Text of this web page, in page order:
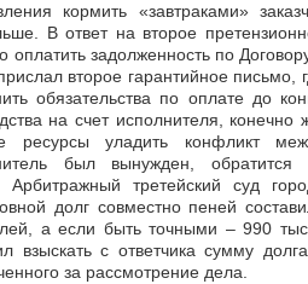
кормить «завтраками»
В ответ на второе
оплатить задолженность по
второе гарантийное письмо,
обязательства по оплате до
на счет исполнителя, конечно
ресурсы уладить конфликт
был вынужден, обратится
третейский суд
долг совместно пеней
а если быть точными – 990
взыскать с ответчика сумму
за рассмотрение дела.